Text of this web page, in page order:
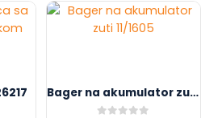
Bager na akumulator zuti 11/1605